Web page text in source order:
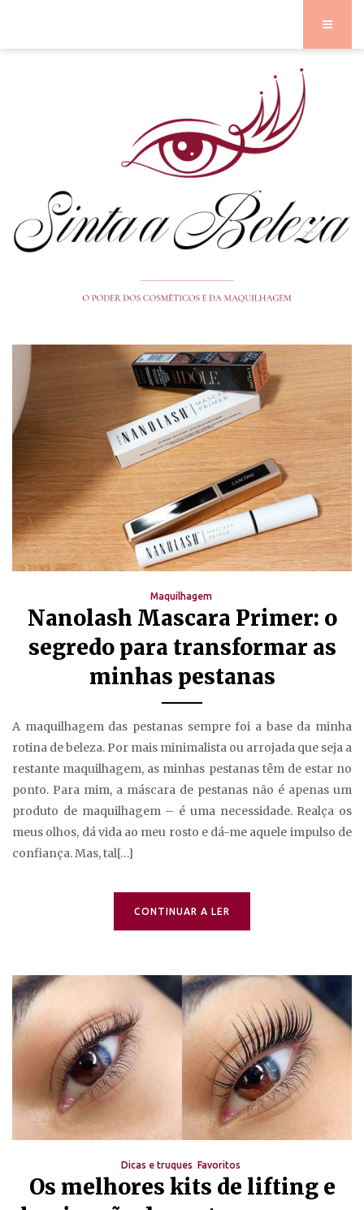
Maquilhagem
Nanolash Mascara Primer: o
segredo para transformar as
minhas pestanas
A maquilhagem das pestanas sempre foi a base da minha
rotina de beleza. Por mais minimalista ou arrojada que seja a
restante maquilhagem, as minhas pestanas têm de estar no
ponto. Para mim, a máscara de pestanas não é apenas um
produto de maquilhagem – é uma necessidade. Realça os
meus olhos, dá vida ao meu rosto e dá-me aquele impulso de
confiança. Mas, tal[…]
CONTINUAR A LER
Dicas e truques Favoritos
Os melhores kits de lifting e